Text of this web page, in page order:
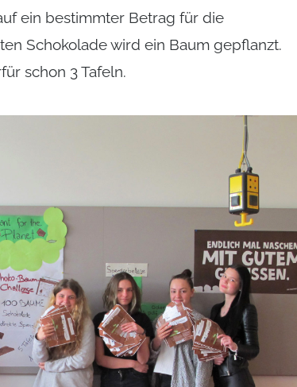
ein bestimmter Betrag für die
Schokolade wird ein Baum gepflanzt.
schon 3 Tafeln.